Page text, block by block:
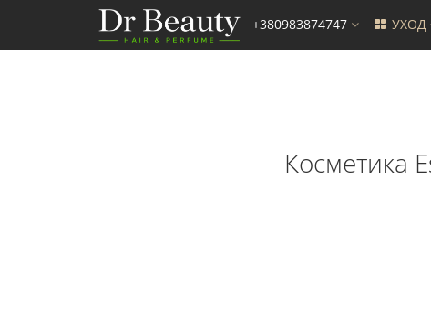
+380983874747 УХОД
Косметика